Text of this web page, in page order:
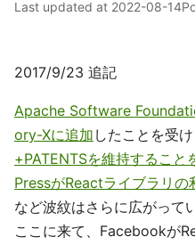
Last updated at 2022-08-14
2017/9/23 追記
Apache Software
ory-Xに追加 したことを受
+PATENTSを維持すること
PressがReactライブラリの
など波紋はさらに広がって
ここに来て、Facebookが